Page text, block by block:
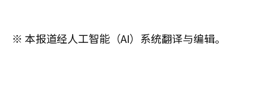
※ 本报道经人工智能（AI）系统翻译与编辑。